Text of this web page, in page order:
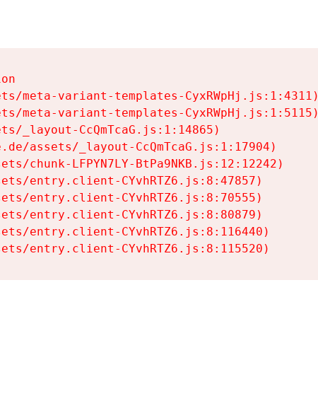
meta-variant-templates-CyxRWpHj.js:1:4311)
meta-variant-templates-CyxRWpHj.js:1:5115)
_layout-CcQmTcaG.js:1:14865)
assets/_layout-CcQmTcaG.js:1:17904)
chunk-LFPYN7LY-BtPa9NKB.js:12:12242)
entry.client-CYvhRTZ6.js:8:47857)
entry.client-CYvhRTZ6.js:8:70555)
entry.client-CYvhRTZ6.js:8:80879)
entry.client-CYvhRTZ6.js:8:116440)
entry.client-CYvhRTZ6.js:8:115520)